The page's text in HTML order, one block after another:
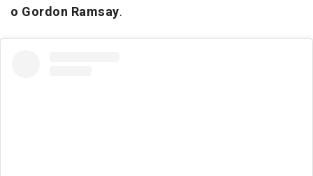
o Gordon Ramsay.